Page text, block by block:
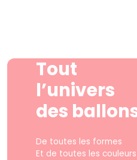
Tout
l’univers
des
De toutes les formes
Et de toutes les couleurs